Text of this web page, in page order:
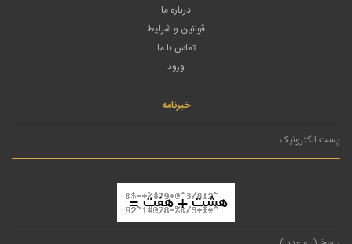
درباره ما
قوانین و شرایط
تماس با ما
ورود
خبرنامه